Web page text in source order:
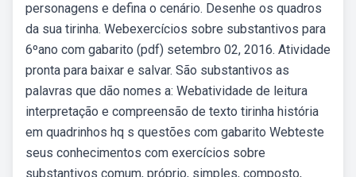
personagens e defina o cenário. Desenhe os quadros
da sua tirinha. Webexercícios sobre substantivos para
6ºano com gabarito (pdf) setembro 02, 2016. Atividade
pronta para baixar e salvar. São substantivos as
palavras que dão nomes a: Webatividade de leitura
interpretação e compreensão de texto tirinha história
em quadrinhos hq s questões com gabarito Webteste
seus conhecimentos com exercícios sobre
substantivos comum, próprio, simples, composto,